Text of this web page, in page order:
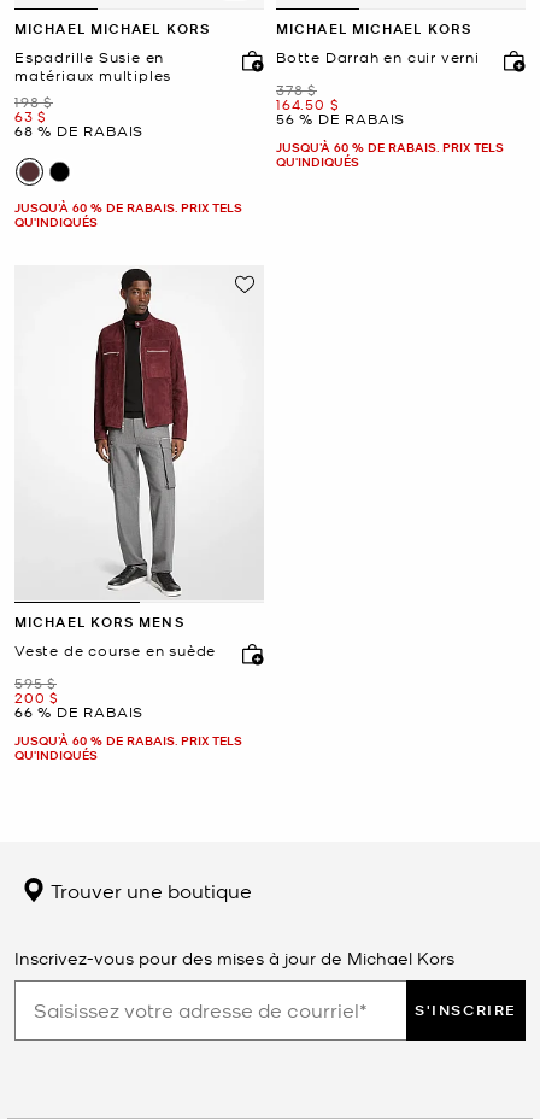
MICHAEL MICHAEL KORS
Espadrille Susie en
matériaux multiples
était
198 $
maintenant
63 $
68 % DE RABAIS
JUSQU’À 60 % DE RABAIS. PRIX TELS
QU'INDIQUÉS
MICHAEL MICHAEL KORS
Botte Darrah en cuir verni
était
378 $
maintenant
164.50 $
56 % DE RABAIS
JUSQU’À 60 % DE RABAIS. PRIX TELS
QU'INDIQUÉS
MICHAEL KORS MENS
Veste de course en suède
était
595 $
maintenant
200 $
66 % DE RABAIS
JUSQU’À 60 % DE RABAIS. PRIX TELS
QU'INDIQUÉS
Trouver une boutique
Inscrivez-vous pour des mises à jour de Michael Kors
S'INSCRIRE